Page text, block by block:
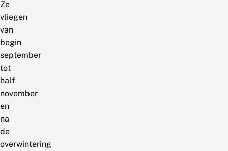
Ze
vliegen
van
begin
september
tot
half
november
en
na
de
overwintering